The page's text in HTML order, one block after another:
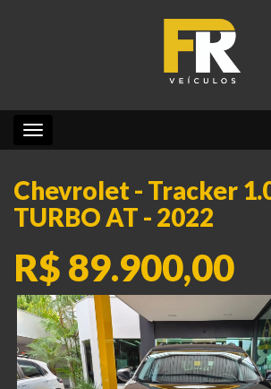
Toggle navigation
Chevrolet - Tracker
TURBO AT - 2022
R$ 89.900,00